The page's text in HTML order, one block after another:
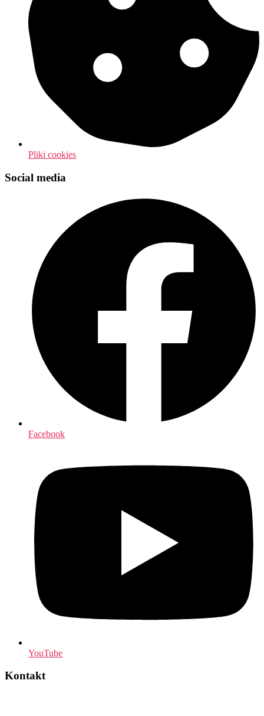
Pliki cookies
Social media
Facebook
YouTube
Kontakt